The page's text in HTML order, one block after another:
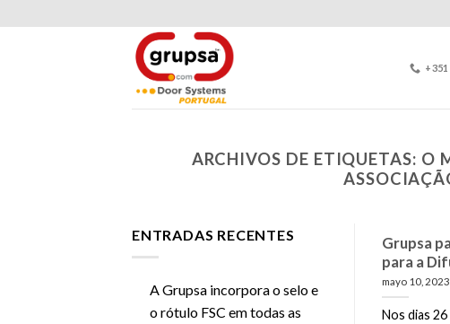
to
+351
ARCHIVOS DE ETIQUETAS: O
ENTRADAS RECENTES
A Grupsa incorpora o selo e
o rótulo FSC em todas as
Grupsa
para a
mayo 10, 2023
Nos dias